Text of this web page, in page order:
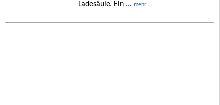
Ladesäule. Ein ... mehr ...